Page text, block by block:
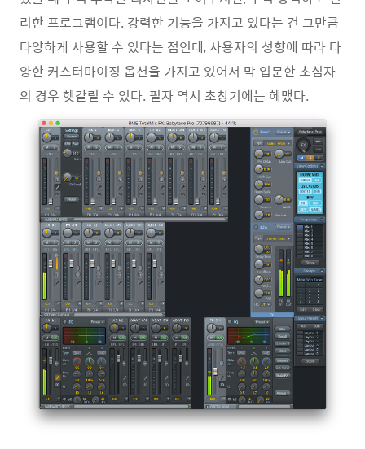
리한 프로그램이다. 강력한 기능을 가지고 있다는 건 그만큼
다양하게 사용할 수 있다는 점인데, 사용자의 성향에 따라 다
양한 커스터마이징 옵션을 가지고 있어서 막 입문한 초심자
의 경우 헷갈릴 수 있다. 필자 역시 초창기에는 헤맸다.